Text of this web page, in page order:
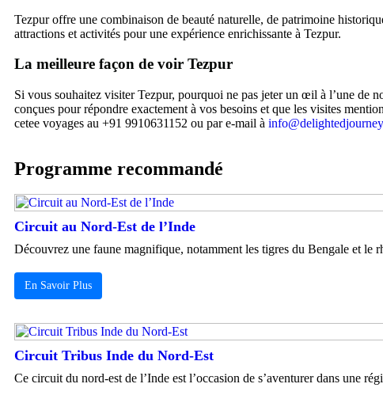
Tezpur offre une combinaison de beauté naturelle, de patrimoine
attractions et activités pour une expérience enrichissante à Tezpur.
La meilleure façon de voir Tezpur
Si vous souhaitez visiter Tezpur, pourquoi ne pas jeter un œil à l’une de
conçues pour répondre exactement à vos besoins et que les visites
cetee voyages au +91 9910631152 ou par e-mail à
Programme recommandé
Circuit au Nord-Est de l’Inde
Découvrez une faune magnifique, notamment les tigres du Bengale et le
En Savoir Plus
Circuit Tribus Inde du Nord-Est
Ce circuit du nord-est de l’Inde est l’occasion de s’aventurer dans une